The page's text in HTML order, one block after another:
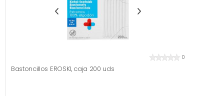
0
Bastoncillos EROSKI, caja 200 uds